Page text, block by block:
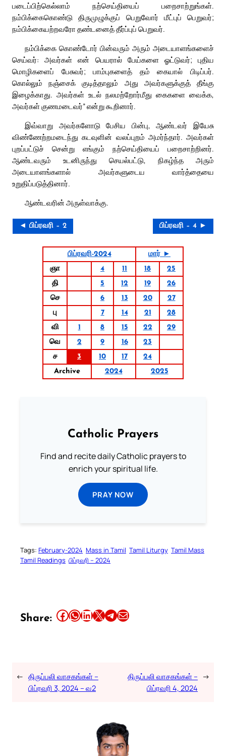
படைப்பிற்கெல்லாம் நற்செய்தியைப் பறைசாற்றுங்கள்.
நம்பிக்கைகொண்டு திருமுழுக்குப் பெறுவோர் மீட்புப் பெறுவர்;
நம்பிக்கையற்றவரோ தண்டனைத் தீர்ப்புப் பெறுவர்.
நம்பிக்கை கொண்டோர் பின்வரும் அரும் அடையாளங்களைச்
செய்வர்: அவர்கள் என் பெயரால் பேய்களை ஓட்டுவர்; புதிய
மொழிகளைப் பேசுவர்; பாம்புகளைத் தம் கையால் பிடிப்பர்.
கொல்லும் நஞ்சைக் குடித்தாலும் அது அவர்களுக்குத் தீங்கு
இழைக்காது. அவர்கள் உடல் நலமற்றோர்மீது கைகளை வைக்க,
அவர்கள் குணமடைவர்” என்று கூறினார்.
இவ்வாறு அவர்களோடு பேசிய பின்பு, ஆண்டவர் இயேசு
விண்ணேற்றமடைந்து கடவுளின் வலப்புறம் அமர்ந்தார். அவர்கள்
புறப்பட்டுச் சென்று எங்கும் நற்செய்தியைப் பறைசாற்றினர்.
ஆண்டவரும் உடனிருந்து செயல்பட்டு, நிகழ்ந்த அரும்
அடையாளங்களால் அவர்களுடைய வார்த்தையை
உறுதிப்படுத்தினார்.
ஆண்டவரின் அருள்வாக்கு.
◄ பிப்ரவரி – 2 பிப்ரவரி – 4 ►
பிப்ரவரி-2024
மார் ►
ஞா
4 11 18
25
தி
5 12 19
26
செ
6 13 20
27
பு
7 14 21
28
வி
1 8 15 22
29
வெ
2 9 16
23
ச
3 10 17
24
Archive
2024 2025
Catholic Prayers
Find and recite daily Catholic prayers to
enrich your spiritual life.
PRAY NOW
Tags: February-2024 Mass in Tamil Tamil Liturgy Tamil Mass
Tamil Readings பிப்ரவரி – 2024
Share: Share this article on Facebook Share this article on WhatsApp Share this article on LinkedIn Share this article on X Share this article on TelegramEmail this Article
← திருப்பலி வாசகங்கள் –
பிப்ரவரி 3, 2024 – வ2
திருப்பலி வாசகங்கள் –
பிப்ரவரி 4, 2024
→